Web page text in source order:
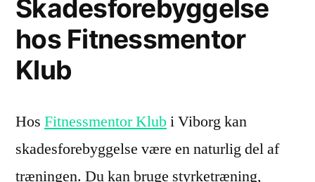
Skadesforebyggelse
hos Fitnessmentor
Klub
Hos Fitnessmentor Klubi Viborg kan
skadesforebyggelse være en naturlig del af
træningen. Du kan bruge styrketræning,